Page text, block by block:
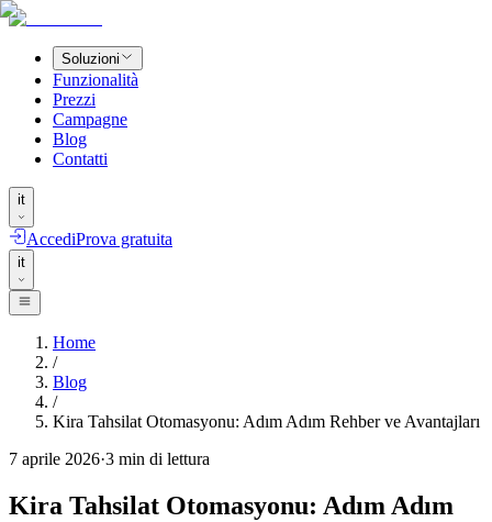
Soluzioni
Funzionalità
Prezzi
Campagne
Blog
Contatti
it
AccediProva gratuita
it
Home
/
Blog
/
Kira Tahsilat Otomasyonu: Adım Adım Rehber ve Avantajları
7 aprile 2026·3 min di lettura
Kira Tahsilat Otomasyonu: Adım Adım